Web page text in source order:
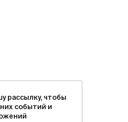
рассылку, чтобы
событий и